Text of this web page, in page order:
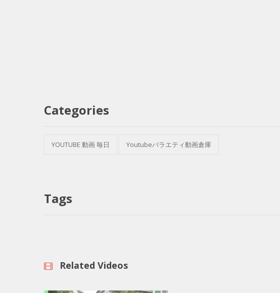
Categories
YOUTUBE 動画 毎日 Youtubeバラエティ動画倉庫
Tags
Related Videos